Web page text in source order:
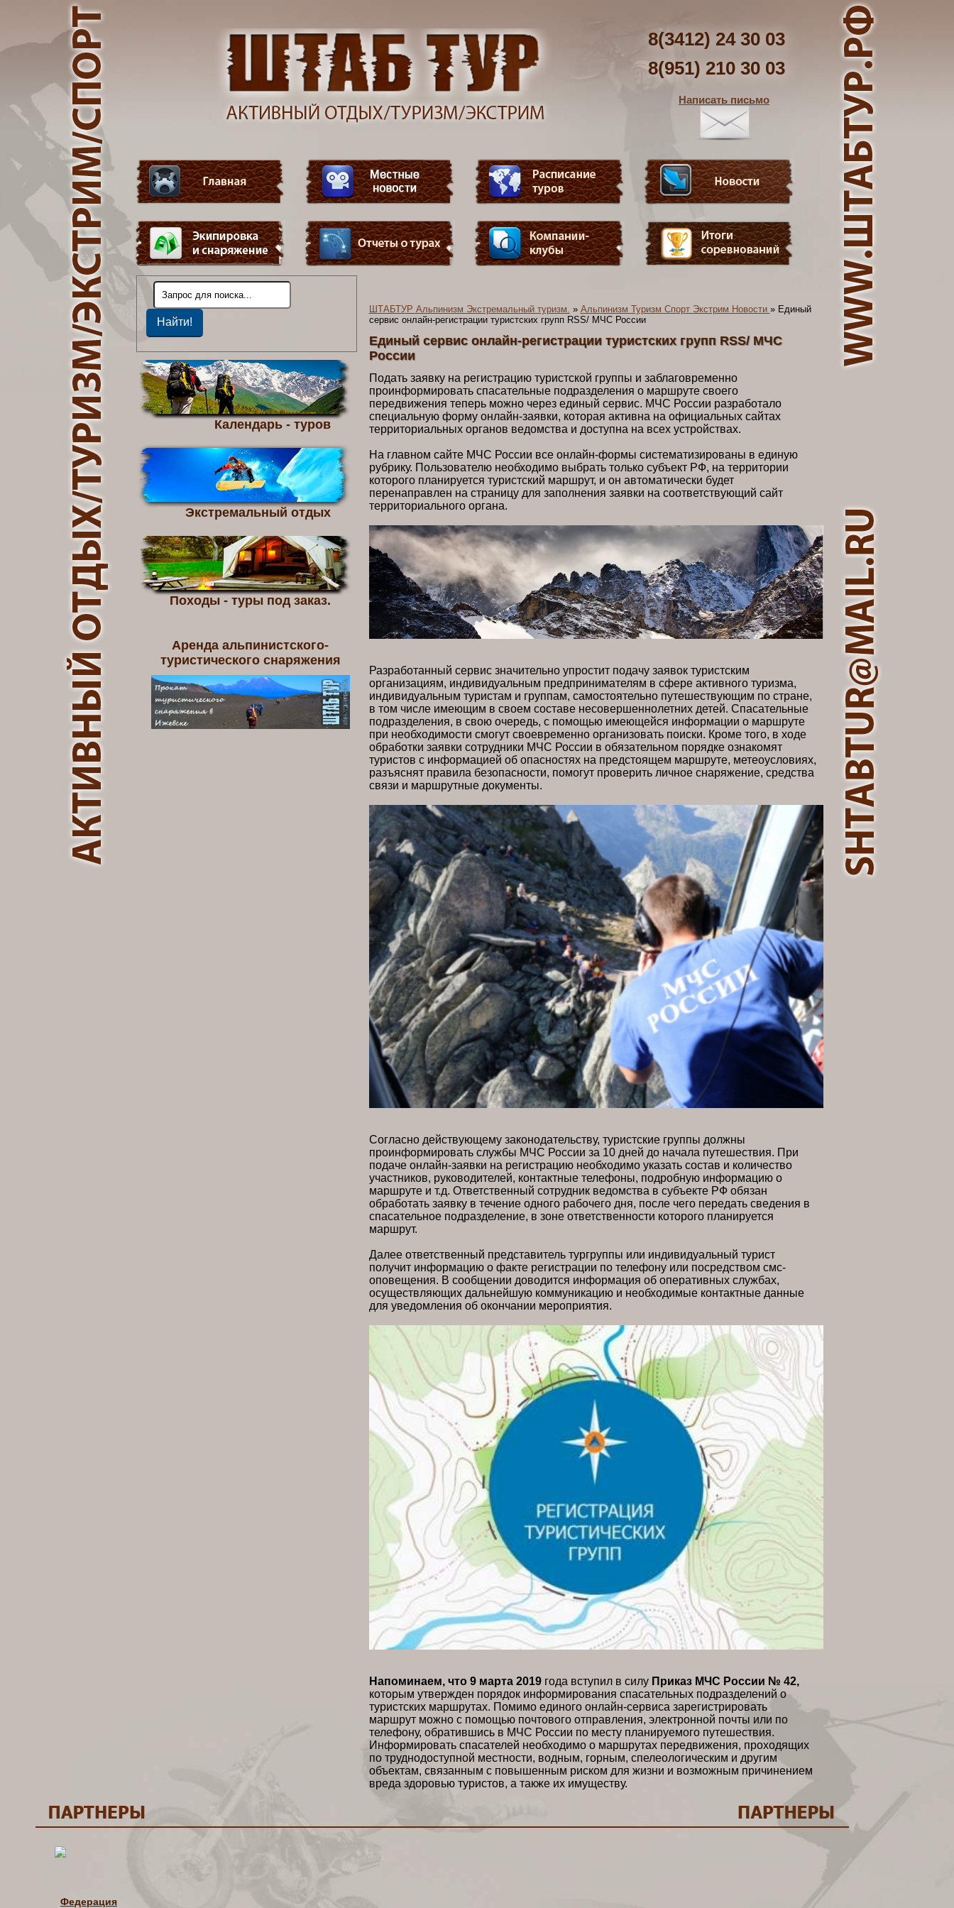
8(3412) 24 30 03
8(951) 210 30 03
Написать письмо
Календарь - туров
Экстремальный отдых
Походы - туры под заказ.
Аренда альпинистского-
туристического снаряжения
ШТАБТУР Альпинизм Экстремальный туризм. » Альпинизм Туризм Спорт Экстрим Новости » Единый
сервис онлайн-регистрации туристских групп RSS/ МЧС России
Единый сервис онлайн-регистрации туристских групп RSS/ МЧС
России
Подать заявку на регистрацию туристской группы и заблаговременно
проинформировать спасательные подразделения о маршруте своего
передвижения теперь можно через единый сервис. МЧС России разработало
специальную форму онлайн-заявки, которая активна на официальных сайтах
территориальных органов ведомства и доступна на всех устройствах.
На главном сайте МЧС России все онлайн-формы систематизированы в единую
рубрику. Пользователю необходимо выбрать только субъект РФ, на территории
которого планируется туристский маршрут, и он автоматически будет
перенаправлен на страницу для заполнения заявки на соответствующий сайт
территориального органа.
Разработанный сервис значительно упростит подачу заявок туристским
организациям, индивидуальным предпринимателям в сфере активного туризма,
индивидуальным туристам и группам, самостоятельно путешествующим по стране,
в том числе имеющим в своем составе несовершеннолетних детей. Спасательные
подразделения, в свою очередь, с помощью имеющейся информации о маршруте
при необходимости смогут своевременно организовать поиски. Кроме того, в ходе
обработки заявки сотрудники МЧС России в обязательном порядке ознакомят
туристов с информацией об опасностях на предстоящем маршруте, метеоусловиях,
разъяснят правила безопасности, помогут проверить личное снаряжение, средства
связи и маршрутные документы.
Согласно действующему законодательству, туристские группы должны
проинформировать службы МЧС России за 10 дней до начала путешествия. При
подаче онлайн-заявки на регистрацию необходимо указать состав и количество
участников, руководителей, контактные телефоны, подробную информацию о
маршруте и т.д. Ответственный сотрудник ведомства в субъекте РФ обязан
обработать заявку в течение одного рабочего дня, после чего передать сведения в
спасательное подразделение, в зоне ответственности которого планируется
маршрут.
Далее ответственный представитель тургруппы или индивидуальный турист
получит информацию о факте регистрации по телефону или посредством смс-
оповещения. В сообщении доводится информация об оперативных службах,
осуществляющих дальнейшую коммуникацию и необходимые контактные данные
для уведомления об окончании мероприятия.
Напоминаем, что 9 марта 2019года вступил в силу Приказ МЧС России № 42,
которым утвержден порядок информирования спасательных подразделений о
туристских маршрутах. Помимо единого онлайн-сервиса зарегистрировать
маршрут можно с помощью почтового отправления, электронной почты или по
телефону, обратившись в МЧС России по месту планируемого путешествия.
Информировать спасателей необходимо о маршрутах передвижения, проходящих
по труднодоступной местности, водным, горным, спелеологическим и другим
объектам, связанным с повышенным риском для жизни и возможным причинением
вреда здоровью туристов, а также их имуществу.
Федерация